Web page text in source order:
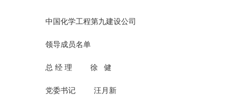
中国化学工程第九建设公司
领导成员名单
总 经 理 徐 健
党委书记 汪月新